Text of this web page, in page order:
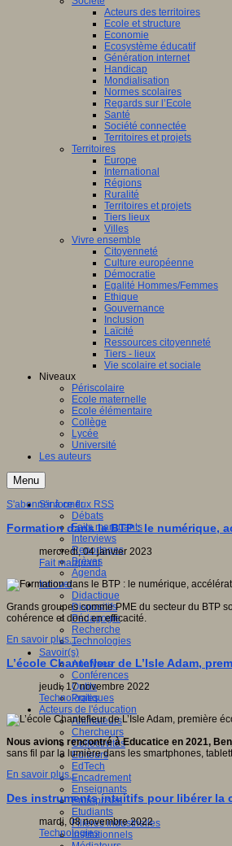
Acteurs des territoires
Ecole et structure
Economie
Ecosystème éducatif
Génération internet
Handicap
Mondialisation
Normes scolaires
Regards sur l’Ecole
Santé
Société connectée
Territoires et projets
Territoires
Europe
International
Régions
Ruralité
Territoires et projets
Tiers lieux
Villes
Vivre ensemble
Citoyenneté
Culture européenne
Démocratie
Egalité Hommes/Femmes
Ethique
Gouvernance
Inclusion
Laïcité
Ressources citoyenneté
Tiers - lieux
Vie scolaire et sociale
Niveaux
Périscolaire
Ecole maternelle
Ecole élémentaire
Collège
Lycée
Université
Les auteurs
Menu
S'informer
Débats
Faits marquants
Interviews
Reportages
Brèves
Agenda
Innover
Didactique
Dispositifs
Pédagogie
Recherche
Technologies
Savoir(s)
Analyses
Conférences
Outils
Pratiques
Acteurs de l'éducation
Animateurs
Chercheurs
Collectivités
Editeurs
EdTech
Encadrement
Enseignants
Entreprises
Etudiants
Filières industrielles
Institutionnels
S'abonner à ce flux RSS
Formation dans le BTP : le numérique,
mercredi, 04 janvier 2023
Fait marquant
Grands groupes comme PME du secteur du BTP
cohérence et donc en efficacité.
En savoir plus...
L’école Chantefleur de L’Isle Adam,
jeudi, 17 novembre 2022
Technologies
Nous avions rencontré à Educatice en 2021,
sans fil par la lumière dans les smartphones,
En savoir plus...
Des instruments intuitifs pour libérer la
mardi, 08 novembre 2022
Technologies